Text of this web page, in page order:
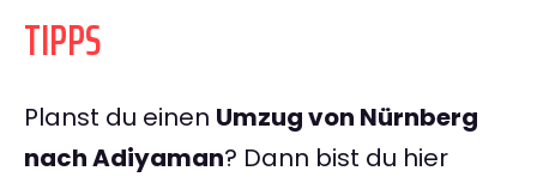
TIPPS
Planst du einen Umzug von Nürnberg
nach Adiyaman? Dann bist du hier